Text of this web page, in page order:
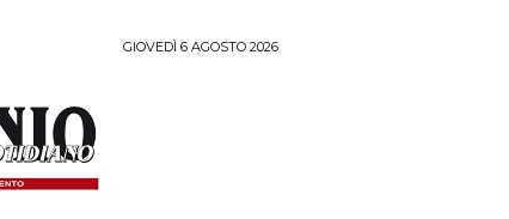
GIOVEDÌ 6 AGOSTO 2026